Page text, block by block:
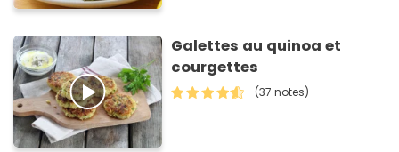
Galettes au quinoa et
courgettes
(37 notes)